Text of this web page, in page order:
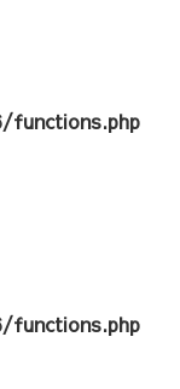
functions.php
functions.php